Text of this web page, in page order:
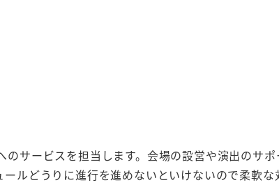
サービスを担当します。会場の設営や演出のサポ
ルどうりに進行を進めないといけないので柔軟な